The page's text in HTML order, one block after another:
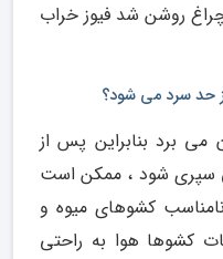
روشن شد فیوز خراب
حد سرد می شود؟
ساعت زمان می برد بنابراین پس از
سپری شود ، ممکن است
کشوهای میوه و
کشوها هوا به راحتی